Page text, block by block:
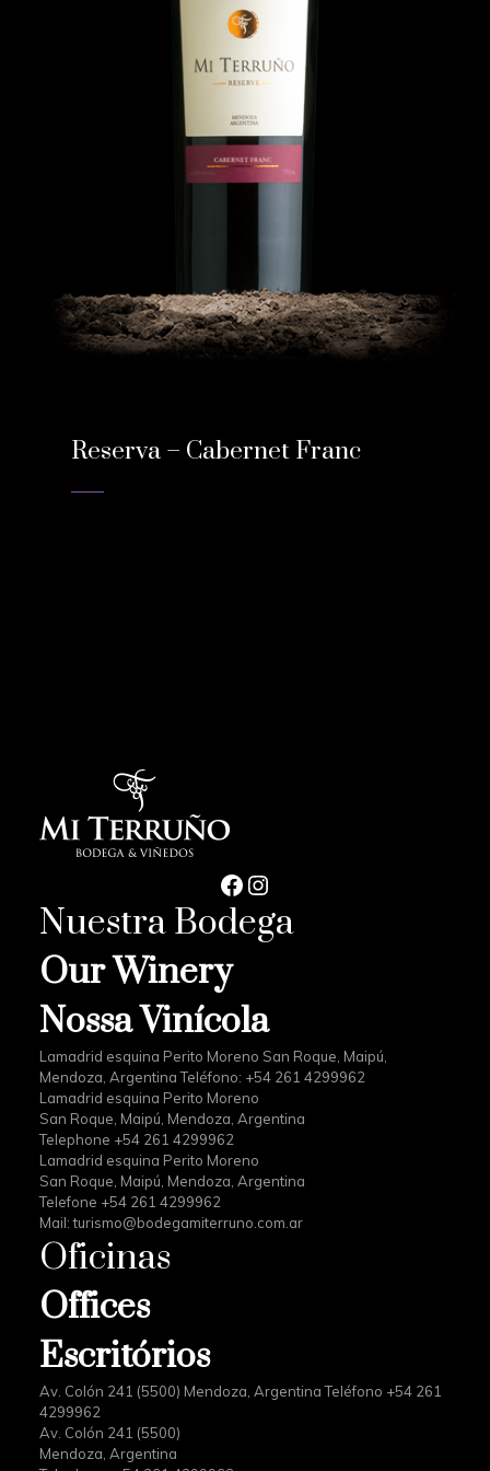
Reserva – Cabernet Franc
Nuestra Bodega
Our Winery
Nossa Vinícola
Lamadrid esquina Perito Moreno San Roque, Maipú,
Mendoza, Argentina Teléfono: +54 261 4299962
Lamadrid esquina Perito Moreno
San Roque, Maipú, Mendoza, Argentina
Telephone +54 261 4299962
Lamadrid esquina Perito Moreno
San Roque, Maipú, Mendoza, Argentina
Telefone +54 261 4299962
Mail:turismo@bodegamiterruno.com.ar
Oficinas
Offices
Escritórios
Av. Colón 241 (5500) Mendoza, Argentina Teléfono +54 261
4299962
Av. Colón 241 (5500)
Mendoza, Argentina